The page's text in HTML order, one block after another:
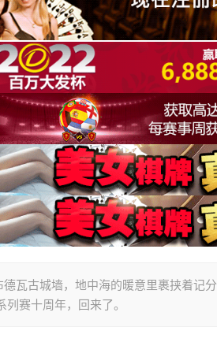
瓦古城墙，地中海的暖意里裹挟着记
赛十周年，回来了。